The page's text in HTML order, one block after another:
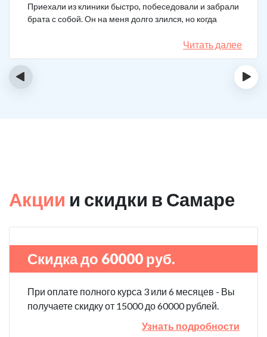
Приехали из клиники быстро, побеседовали и забрали
брата с собой. Он на меня долго злился, но когда
понял, что если бы я не пошла на тот шаг, он бы не
выкарабкался. После курса вышел здоровым. Больше
не принимает.
Читать далее
‹ ›
Акции и скидки в Самаре
Скидка до 60000 руб.
При оплате полного курса 3 или 6 месяцев - Вы
получаете скидку от 15000 до 60000 рублей.
Узнать подробности